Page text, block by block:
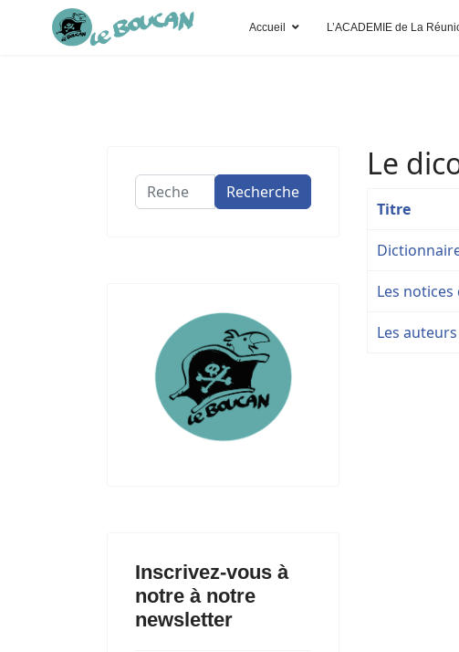
Accueil L’ACADEMIE de La
Recherche Recherche
Inscrivez-vous à
notre à notre
newsletter
Le
Titre
Les notices
Les